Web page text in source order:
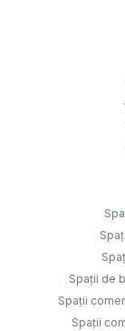
Spații de
Spații
Spații